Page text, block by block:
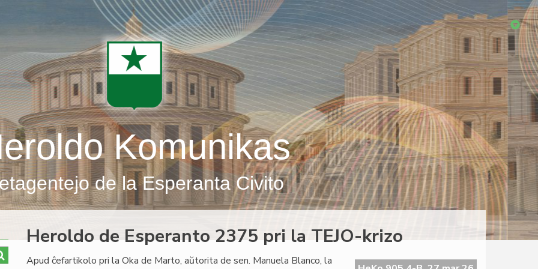
Komunikas
de la Esperanta Civito
Heroldo de Esperanto 2375 pri la TEJO-krizo
Apud ĉefartikolo pri la Oka de Marto, aŭtorita de sen. Manuela Blanco, la